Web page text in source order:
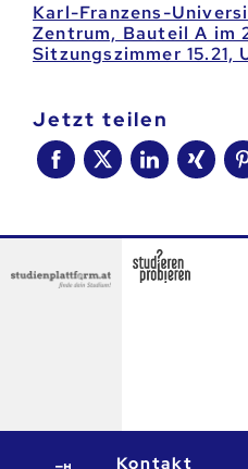
Karl-Franzens-
Zentrum, Bauteil A im
Sitzungszimmer
jetzt teilen
Kontakt